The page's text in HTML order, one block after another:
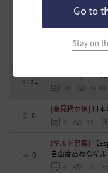
Go to
Stay on
エント研究室動
32.3K
51
コミュニティの
18 47.8K
0
[意見掲示板] 日
0 44
0
[ギルド募集]
【
自由度高めなギ
0 52